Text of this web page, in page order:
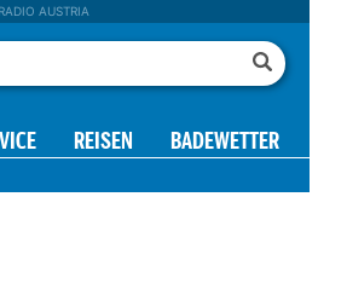
RADIO AUSTRIA
REISEN BADEWETTER